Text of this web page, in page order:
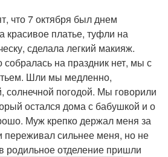
что 7 октября был днем
красивое платье, туфли на
сделала легкий макияж.
на праздник нет, мы с
Шли мы медленно,
солнечной погодой. Мы говорили
остался дома с бабушкой и о
Муж крепко держал меня за
переживал сильнее меня, но не
родильное отделение пришли